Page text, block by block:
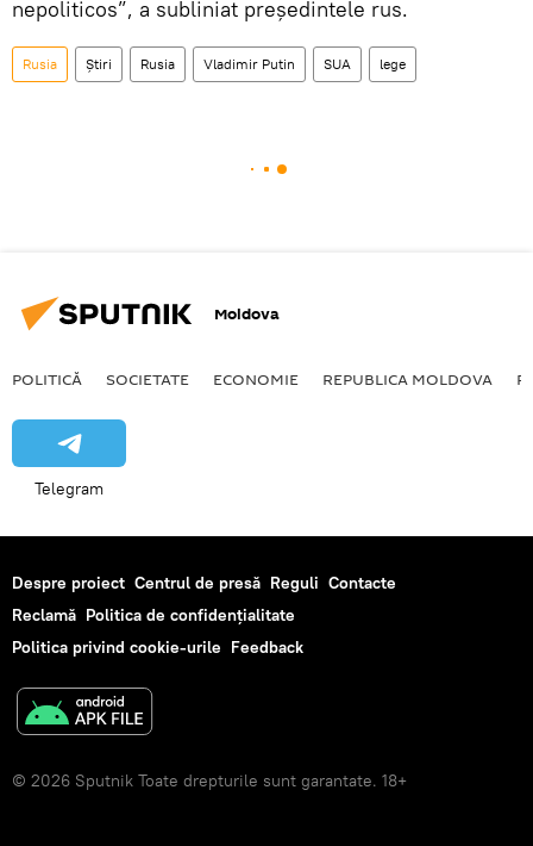
nepoliticos”, a subliniat președintele rus.
Rusia Știri Rusia Vladimir Putin SUA lege
Moldova
POLITICĂ SOCIETATE ECONOMIE REPUBLICA MOLDOVA
Telegram
Despre proiect Centrul de presă Reguli Contacte
Reclamă Politica de confidențialitate
Politica privind cookie-urile Feedback
© 2026 Sputnik Toate drepturile sunt garantate. 18+